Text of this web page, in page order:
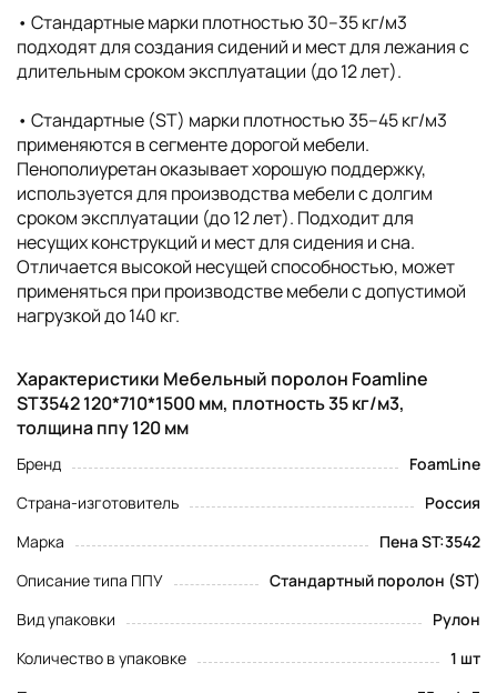
• Стандартные марки плотностью 30–35 кг/м3
подходят для создания сидений и мест для лежания с
длительным сроком эксплуатации (до 12 лет).
• Стандартные (ST) марки плотностью 35–45 кг/м3
применяются в сегменте дорогой мебели.
Пенополиуретан оказывает хорошую поддержку,
используется для производства мебели с долгим
сроком эксплуатации (до 12 лет). Подходит для
несущих конструкций и мест для сидения и сна.
Отличается высокой несущей способностью, может
применяться при производстве мебели с допустимой
нагрузкой до 140 кг.
Характеристики Мебельный поролон Foamline
ST3542 120*710*1500 мм, плотность 35 кг/м3,
толщина ппу 120 мм
Бренд
FoamLine
Страна-изготовитель
Россия
Марка
Пена ST:3542
Описание типа ППУ
Стандартный поролон (ST)
Вид упаковки
Рулон
Количество в упаковке
1 шт